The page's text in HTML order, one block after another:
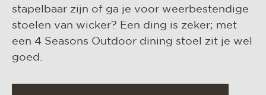
stapelbaar zijn of ga je voor weerbestendige
stoelen van wicker? Een ding is zeker; met
een 4 Seasons Outdoor dining stoel zit je wel
goed.